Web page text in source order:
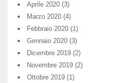
Aprile 2020 (3)
Marzo 2020 (4)
Febbraio 2020 (1)
Gennaio 2020 (3)
Dicembre 2019 (2)
Novembre 2019 (2)
Ottobre 2019 (1)